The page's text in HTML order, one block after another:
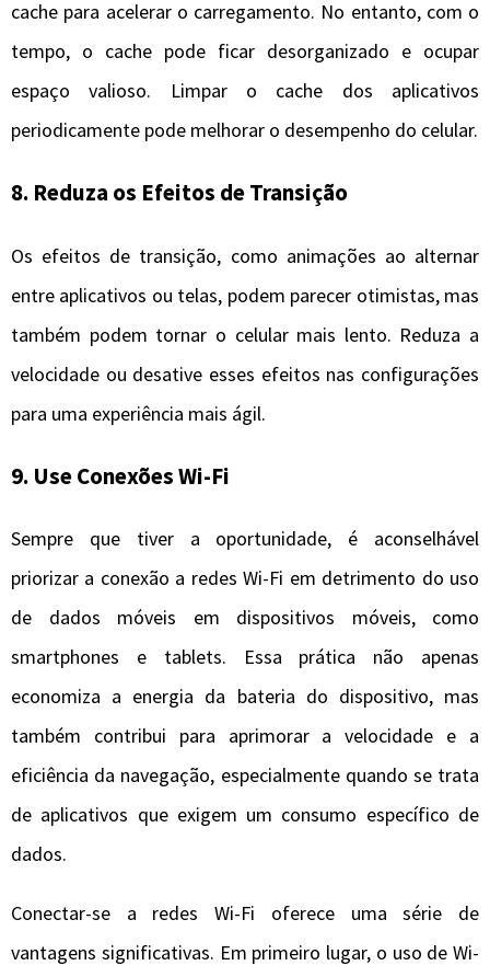
cache para acelerar o carregamento. No entanto, com o
tempo, o cache pode ficar desorganizado e ocupar
espaço valioso. Limpar o cache dos aplicativos
periodicamente pode melhorar o desempenho do celular.
8. Reduza os Efeitos de Transição
Os efeitos de transição, como animações ao alternar
entre aplicativos ou telas, podem parecer otimistas, mas
também podem tornar o celular mais lento. Reduza a
velocidade ou desative esses efeitos nas configurações
para uma experiência mais ágil.
9. Use Conexões Wi-Fi
Sempre que tiver a oportunidade, é aconselhável
priorizar a conexão a redes Wi-Fi em detrimento do uso
de dados móveis em dispositivos móveis, como
smartphones e tablets. Essa prática não apenas
economiza a energia da bateria do dispositivo, mas
também contribui para aprimorar a velocidade e a
eficiência da navegação, especialmente quando se trata
de aplicativos que exigem um consumo específico de
dados.
Conectar-se a redes Wi-Fi oferece uma série de
vantagens significativas. Em primeiro lugar, o uso de Wi-